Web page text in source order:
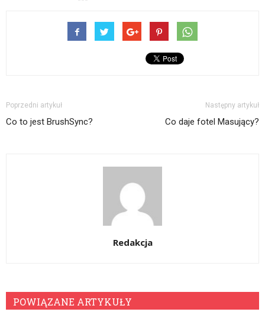
Poprzedni artykuł
Co to jest BrushSync?
Następny artykuł
Co daje fotel Masujący?
Redakcja
POWIĄZANE ARTYKUŁY